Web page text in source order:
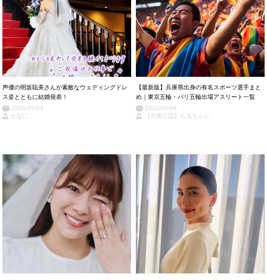
声優の明坂聡美さんが素敵なウェディングドレ
ス姿とともに結婚発表！
2026/05/04
かなに
【最新版】兵庫県出身の有名スポーツ選手まと
め｜東京五輪・パリ五輪出場アスリート一覧
2026/05/04
【兵庫公認】ちるちゃん